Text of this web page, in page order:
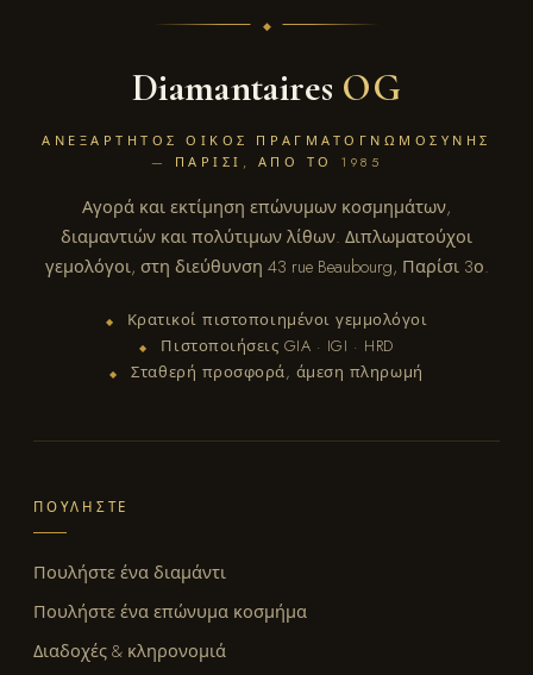
Diamantaires OG
ΑΝΕΞΆΡΤΗΤΟΣ ΟΊΚΟΣ ΠΡΑΓΜΑΤΟΓΝΩΜΟΣΎΝΗΣ
— ΠΑΡΊΣΙ, ΑΠΌ ΤΟ 1985
Αγορά και εκτίμηση επώνυμων κοσμημάτων,
διαμαντιών και πολύτιμων λίθων. Διπλωματούχοι
γεμολόγοι, στη διεύθυνση 43 rue Beaubourg, Παρίσι 3ο.
◆ Κρατικοί πιστοποιημένοι γεμμολόγοι
◆ Πιστοποιήσεις GIA · IGI · HRD
◆ Σταθερή προσφορά, άμεση πληρωμή
ΠΟΥΛΉΣΤΕ
Πουλήστε ένα διαμάντι
Πουλήστε ένα επώνυμα κοσμήμα
Διαδοχές & κληρονομιά